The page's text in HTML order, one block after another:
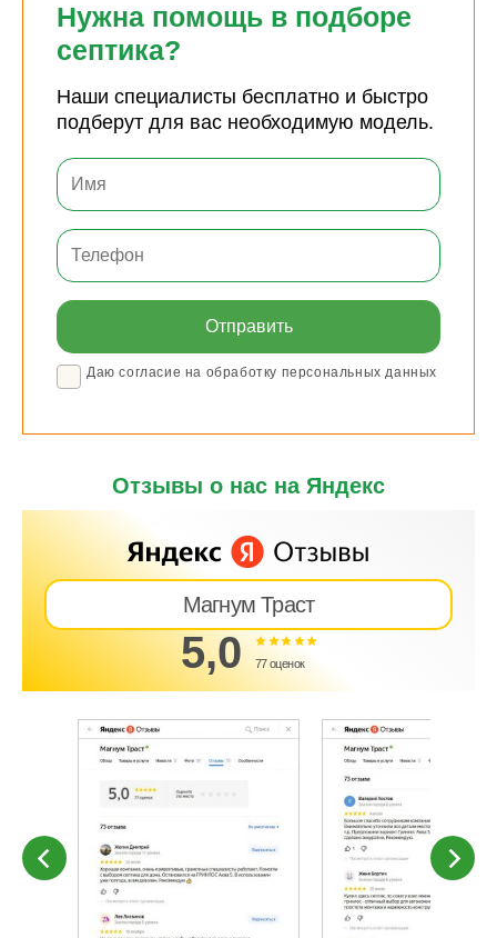
Нужна помощь в подборе
септика?
Наши специалисты бесплатно и быстро
подберут для вас необходимую модель.
Даю согласие на обработку персональных данных
Отзывы о нас на Яндекс
Магнум Траст
5,0 77 оценок